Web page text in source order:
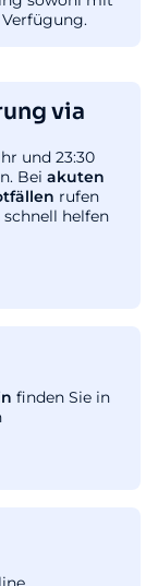
via
und 23:30
Bei akuten
rufen
helfen
finden Sie in